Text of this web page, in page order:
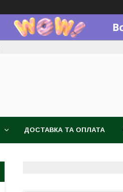
ДОСТАВКА ТА ОПЛАТА